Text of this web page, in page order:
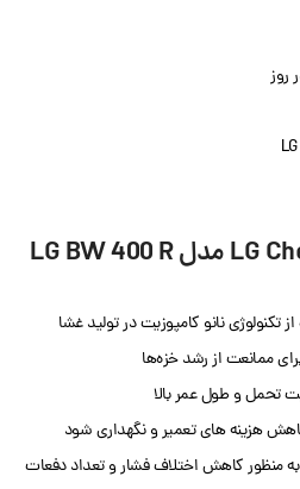
تکنولوژی نانو کامپوزیت در تولید غشا
ممانعت از رشد خزه‌ها
هزینه های تعمیر و نگهداری شود
استفاده از تکنولوژی لایه Feed Spacer به منظور کاهش اختلاف فشار و تعداد دفعات